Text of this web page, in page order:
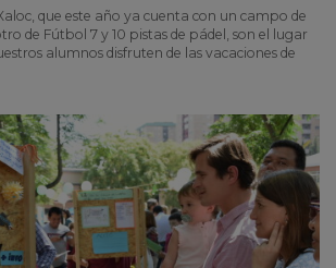
que este año ya cuenta con un campo de
de Fútbol 7 y 10 pistas de pádel, son el lugar
alumnos disfruten de las vacaciones de